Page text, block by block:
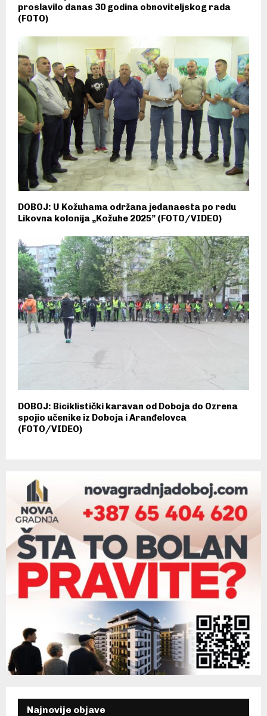
proslavilo danas 30 godina obnoviteljskog rada
(FOTO)
DOBOJ: U Kožuhama održana jedanaesta po redu
Likovna kolonija „Kožuhe 2025” (FOTO/VIDEO)
DOBOJ: Biciklistički karavan od Doboja do Ozrena
spojio učenike iz Doboja i Aranđelovca
(FOTO/VIDEO)
Najnovije objave